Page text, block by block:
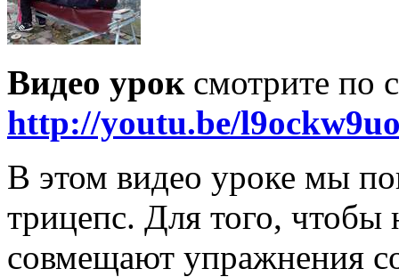
Видео уроксмотрите по
http://youtu.be/
В этом видео уроке мы
трицепс. Для того, чтобы
совмещают упражнения